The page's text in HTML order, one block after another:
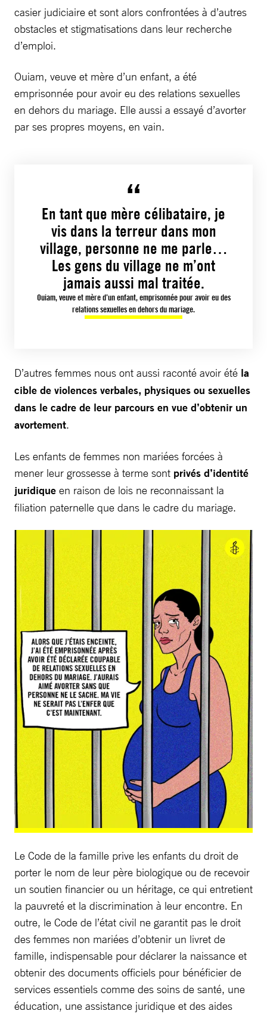
casier judiciaire et sont alors confrontées à d’autres
obstacles et stigmatisations dans leur recherche
d’emploi.
Ouiam, veuve et mère d’un enfant, a été
emprisonnée pour avoir eu des relations sexuelles
en dehors du mariage. Elle aussi a essayé d’avorter
par ses propres moyens, en vain.
En tant que mère célibataire, je
vis dans la terreur dans mon
village, personne ne me parle…
Les gens du village ne m’ont
jamais aussi mal traitée.
Ouiam, veuve et mère d’un enfant, emprisonnée pour avoir eu des
relations sexuelles en dehors du mariage.
D’autres femmes nous ont aussi raconté avoir été la
cible de violences verbales, physiques ou sexuelles
dans le cadre de leur parcours en vue d’obtenir un
avortement.
Les enfants de femmes non mariées forcées à
mener leur grossesse à terme sont privés d’identité
juridique en raison de lois ne reconnaissant la
filiation paternelle que dans le cadre du mariage.
Le Code de la famille prive les enfants du droit de
porter le nom de leur père biologique ou de recevoir
un soutien financier ou un héritage, ce qui entretient
la pauvreté et la discrimination à leur encontre. En
outre, le Code de l’état civil ne garantit pas le droit
des femmes non mariées d’obtenir un livret de
famille, indispensable pour déclarer la naissance et
obtenir des documents officiels pour bénéficier de
services essentiels comme des soins de santé, une
éducation, une assistance juridique et des aides